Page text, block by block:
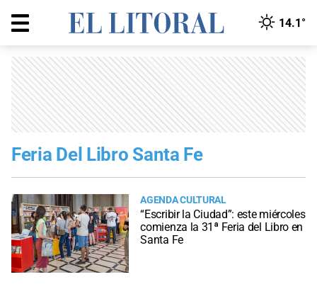
14.1°
Feria Del Libro Santa Fe
AGENDA CULTURAL
“Escribir la Ciudad”: este miércoles
comienza la 31ª Feria del Libro en
Santa Fe